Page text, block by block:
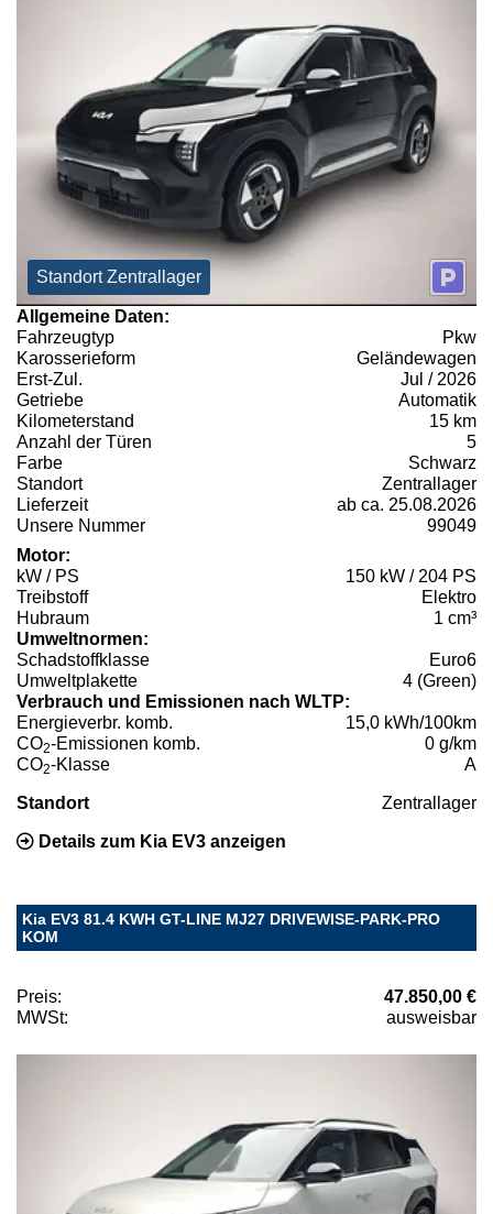
Standort Zentrallager
Allgemeine Daten:
Fahrzeugtyp
Pkw
Karosserieform
Geländewagen
Erst-Zul.
Jul / 2026
Getriebe
Automatik
Kilometerstand
15 km
Anzahl der Türen
5
Farbe
Schwarz
Standort
Zentrallager
Lieferzeit
ab ca. 25.08.2026
Unsere Nummer
99049
Motor:
kW / PS
150 kW / 204 PS
Treibstoff
Elektro
Hubraum
1 cm³
Umweltnormen:
Schadstoffklasse
Euro6
Umweltplakette
4 (Green)
Verbrauch und Emissionen nach WLTP:
Energieverbr. komb.
15,0 kWh/100km
CO2-Emissionen komb.
0 g/km
CO2-Klasse A
Standort Zentrallager
Details zum Kia EV3 anzeigen
Kia EV3 81.4 KWH GT-LINE MJ27 DRIVEWISE-PARK-PRO
KOM
Preis:
47.850,00 €
MWSt:
ausweisbar